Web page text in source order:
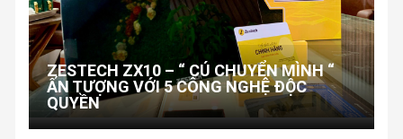
ZESTECH ZX10 – “ CÚ CHUYỂN MÌNH “
ẤN TƯỢNG VỚI 5 CÔNG NGHỆ ĐỘC
QUYỀN